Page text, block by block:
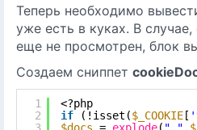
Теперь необходимо
уже есть в куках. В
еще не просмотрен, блок
Создаем сниппет
1
2
<?php
if
(!isset($_COOKIE [